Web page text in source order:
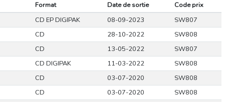
Format Date de sortie
Code prix
CD EP DIGIPAK 08-09-2023
SW807
CD 28-10-2022
SW808
CD 13-05-2022
SW807
CD DIGIPAK 11-03-2022
SW808
CD 03-07-2020
SW808
CD 03-07-2020
SW808